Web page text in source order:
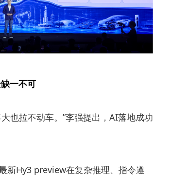
一不可
也拉不动车。”李强提出，AI落地成功
新Hy3 preview在复杂推理、指令遵